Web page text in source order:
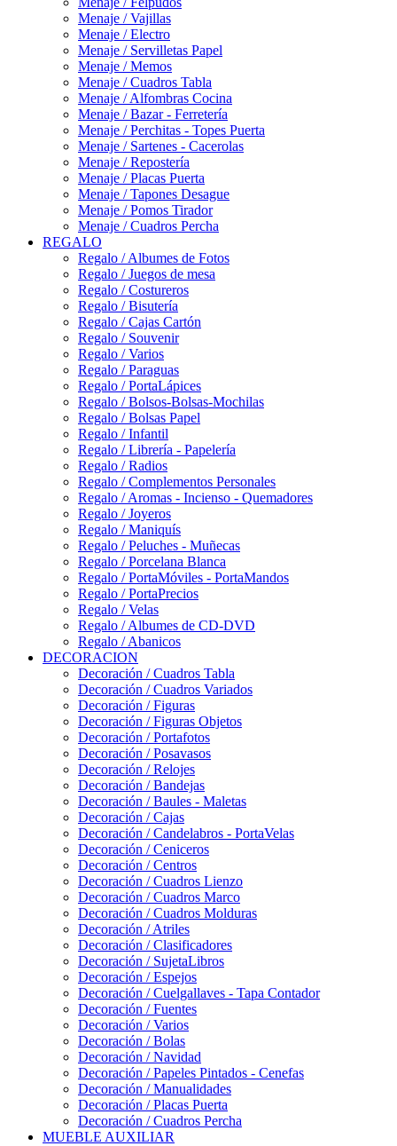
Menaje / Vajillas
Menaje / Electro
Menaje / Servilletas Papel
Menaje / Memos
Menaje / Cuadros Tabla
Menaje / Alfombras Cocina
Menaje / Bazar - Ferretería
Menaje / Perchitas - Topes Puerta
Menaje / Sartenes - Cacerolas
Menaje / Repostería
Menaje / Placas Puerta
Menaje / Tapones Desague
Menaje / Pomos Tirador
Menaje / Cuadros Percha
REGALO
Regalo / Albumes de Fotos
Regalo / Juegos de mesa
Regalo / Costureros
Regalo / Bisutería
Regalo / Cajas Cartón
Regalo / Souvenir
Regalo / Varios
Regalo / Paraguas
Regalo / PortaLápices
Regalo / Bolsos-Bolsas-Mochilas
Regalo / Bolsas Papel
Regalo / Infantil
Regalo / Librería - Papelería
Regalo / Radios
Regalo / Complementos Personales
Regalo / Aromas - Incienso - Quemadores
Regalo / Joyeros
Regalo / Maniquís
Regalo / Peluches - Muñecas
Regalo / Porcelana Blanca
Regalo / PortaMóviles - PortaMandos
Regalo / PortaPrecios
Regalo / Velas
Regalo / Albumes de CD-DVD
Regalo / Abanicos
DECORACION
Decoración / Cuadros Tabla
Decoración / Cuadros Variados
Decoración / Figuras
Decoración / Figuras Objetos
Decoración / Portafotos
Decoración / Posavasos
Decoración / Relojes
Decoración / Bandejas
Decoración / Baules - Maletas
Decoración / Cajas
Decoración / Candelabros - PortaVelas
Decoración / Ceniceros
Decoración / Centros
Decoración / Cuadros Lienzo
Decoración / Cuadros Marco
Decoración / Cuadros Molduras
Decoración / Atriles
Decoración / Clasificadores
Decoración / SujetaLibros
Decoración / Espejos
Decoración / Cuelgallaves - Tapa Contador
Decoración / Fuentes
Decoración / Varios
Decoración / Bolas
Decoración / Navidad
Decoración / Papeles Pintados - Cenefas
Decoración / Manualidades
Decoración / Placas Puerta
Decoración / Cuadros Percha
MUEBLE AUXILIAR